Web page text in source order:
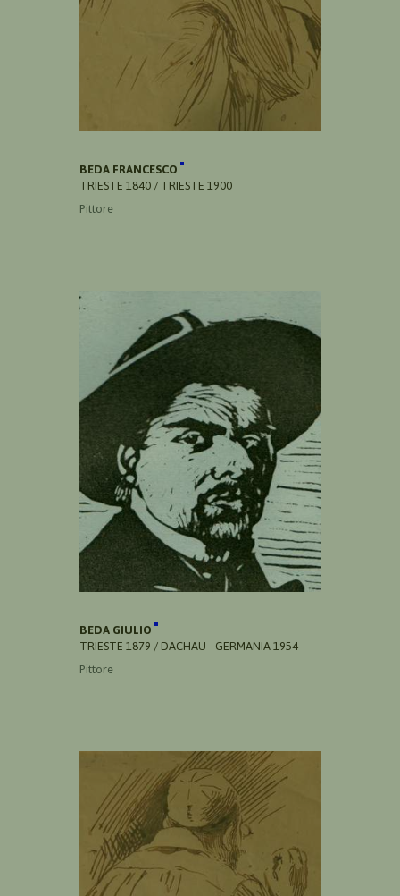
BEDA FRANCESCO
TRIESTE 1840 / TRIESTE 1900
Pittore
BEDA GIULIO
TRIESTE 1879 / DACHAU - GERMANIA 1954
Pittore